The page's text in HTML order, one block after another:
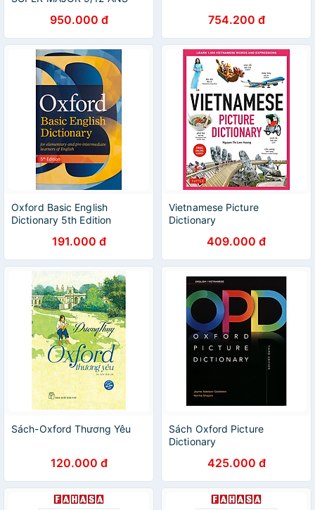
950.000 đ 754.200 đ
Oxford Basic English
Dictionary 5th Edition
191.000 đ
Vietnamese Picture
Dictionary
409.000 đ
Sách-Oxford Thương Yêu
120.000 đ
Sách Oxford Picture
Dictionary
Dictionary425.000 đ